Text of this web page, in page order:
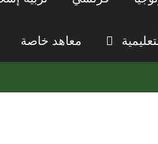
معاهد خاصة